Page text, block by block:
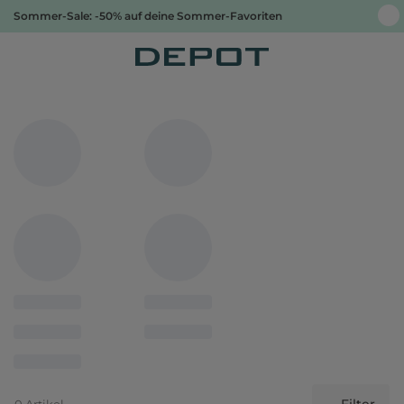
Sommer-Sale: -50% auf deine Sommer-Favoriten